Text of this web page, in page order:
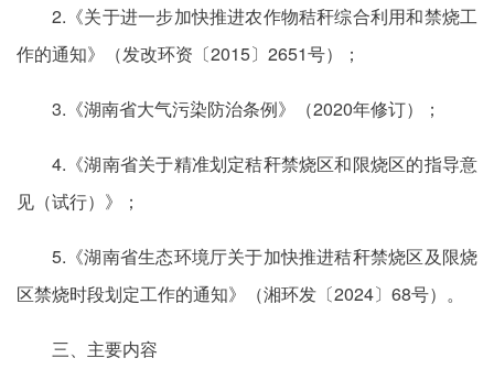
2.《关于进一步加快推进农作物秸秆综合利用和禁烧工
作的通知》（发改环资〔2015〕2651号）；
3.《湖南省大气污染防治条例》（2020年修订）；
4.《湖南省关于精准划定秸秆禁烧区和限烧区的指导意
见（试行）》；
5.《湖南省生态环境厅关于加快推进秸秆禁烧区及限烧
区禁烧时段划定工作的通知》（湘环发〔2024〕68号）。
三、主要内容